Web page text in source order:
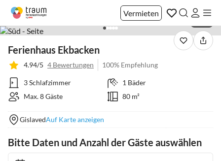
Vermieten
Ferienhaus Ekbacken
4.94/5 4 Bewertungen 100% Empfehlung
3 Schlafzimmer
1 Bäder
Max. 8 Gäste
80 m²
GislavedAuf Karte anzeigen
Bitte Daten und Anzahl der Gäste auswählen